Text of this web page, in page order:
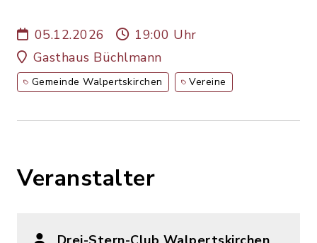
05.12.2026
19:00 Uhr
Gasthaus Büchlmann
Gemeinde Walpertskirchen Vereine
Veranstalter